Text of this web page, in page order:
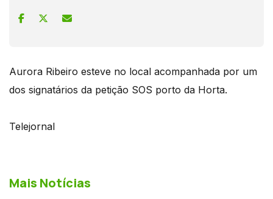
Aurora Ribeiro esteve no local acompanhada por um
dos signatários da petição SOS porto da Horta.
Telejornal
Mais Notícias